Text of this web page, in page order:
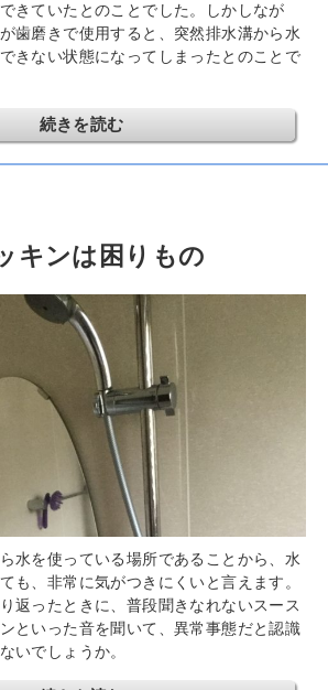
きていたとのことでした。しかしなが
歯磨きで使用すると、突然排水溝から水
きない状態になってしまったとのことで
続きを読む
キンは困りもの
水を使っている場所であることから、水
も、非常に気がつきにくいと言えます。
返ったときに、普段聞きなれないスース
といった音を聞いて、異常事態だと認識
いでしょうか。